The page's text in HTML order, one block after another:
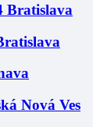
Bratislava
Nová Ves